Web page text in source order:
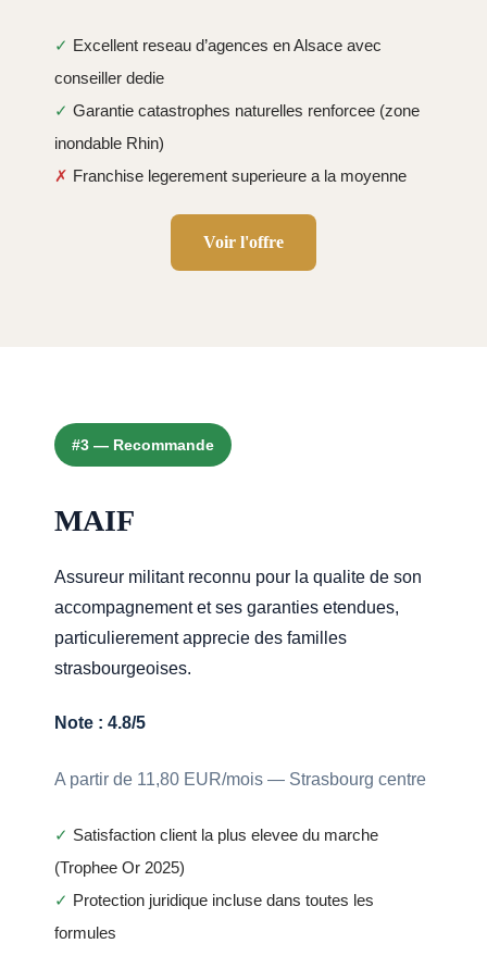
✓ Excellent reseau d’agences en Alsace avec
conseiller dedie
✓ Garantie catastrophes naturelles renforcee (zone
inondable Rhin)
✗ Franchise legerement superieure a la moyenne
Voir l'offre
#3 — Recommande
MAIF
Assureur militant reconnu pour la qualite de son
accompagnement et ses garanties etendues,
particulierement apprecie des familles
strasbourgeoises.
Note : 4.8/5
A partir de 11,80 EUR/mois — Strasbourg centre
✓ Satisfaction client la plus elevee du marche
(Trophee Or 2025)
✓ Protection juridique incluse dans toutes les
formules